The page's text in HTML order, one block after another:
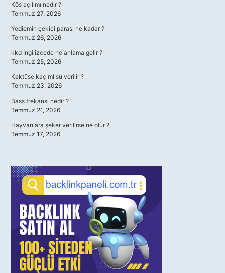
Kös açılımı nedir ?
Temmuz 27, 2026
Yediemin çekici parası ne kadar ?
Temmuz 26, 2026
kkd İngilizcede ne anlama gelir ?
Temmuz 25, 2026
Kaktüse kaç ml su verilir ?
Temmuz 23, 2026
Bass frekansı nedir ?
Temmuz 21, 2026
Hayvanlara şeker verilirse ne olur ?
Temmuz 17, 2026